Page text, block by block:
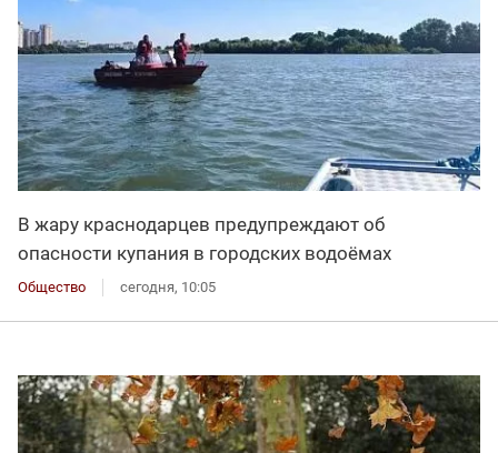
В жару краснодарцев предупреждают об
опасности купания в городских водоёмах
Общество сегодня, 10:05